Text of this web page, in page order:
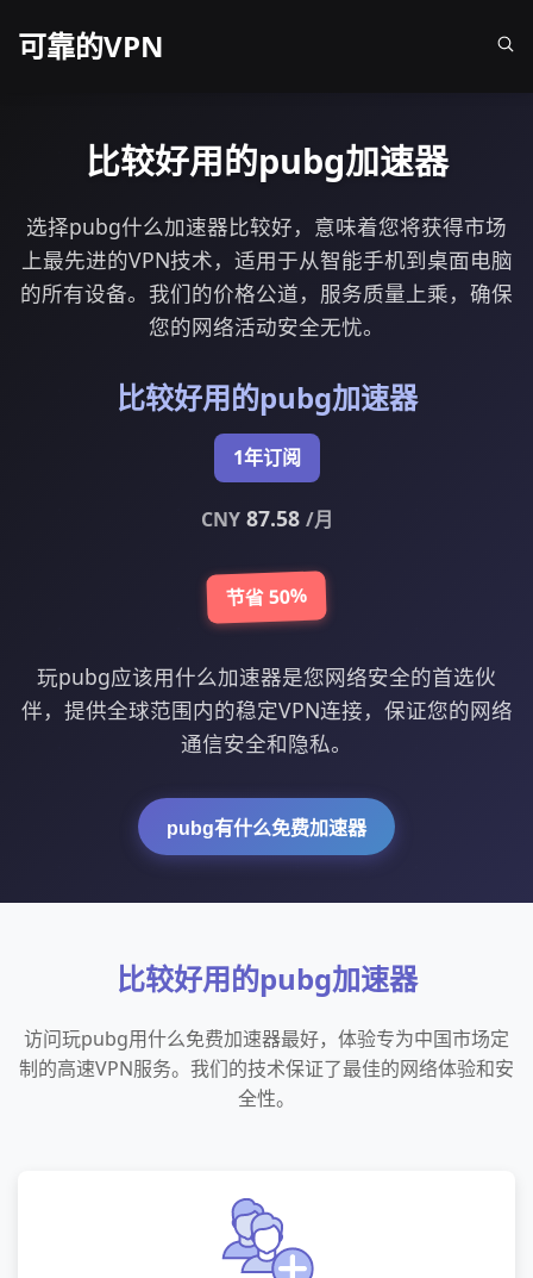
可靠的VPN
比较好用的pubg加速器
选择pubg什么加速器比较好，意味着您将获得市场
上最先进的VPN技术，适用于从智能手机到桌面电脑
的所有设备。我们的价格公道，服务质量上乘，确保
您的网络活动安全无忧。
比较好用的pubg加速器
1年订阅
CNY87.58 /月
节省 50%
玩pubg应该用什么加速器是您网络安全的首选伙
伴，提供全球范围内的稳定VPN连接，保证您的网络
通信安全和隐私。
pubg有什么免费加速器
比较好用的pubg加速器
访问玩pubg用什么免费加速器最好，体验专为中国市场定
制的高速VPN服务。我们的技术保证了最佳的网络体验和安
全性。